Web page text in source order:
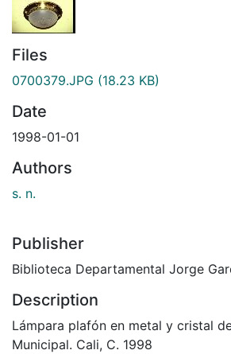
Files
0700379.JPG (18.23 KB)
Date
1998-01-01
Authors
s. n.
Publisher
Biblioteca Departamental Jorge
Description
Lámpara plafón en metal y cristal
Municipal. Cali, C. 1998